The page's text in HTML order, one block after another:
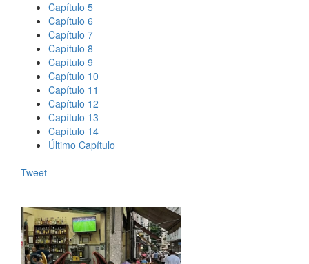
Capítulo 5
Capítulo 6
Capítulo 7
Capítulo 8
Capítulo 9
Capítulo 10
Capítulo 11
Capítulo 12
Capítulo 13
Capítulo 14
Último Capítulo
Tweet